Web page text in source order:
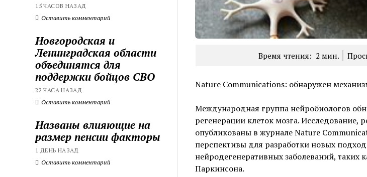
15 ЧАСОВ НАЗАД
Оставить комментарий
Новгородская и
Ленинградская области
объединятся для
поддержки бойцов СВО
22 ЧАСА НАЗАД
Оставить комментарий
Названы влияющие на
размер пенсии факторы
1 ДЕНЬ НАЗАД
Оставить комментарий
Время чтения: 2 мин.
Nature Communications: обнаружен
Международная группа нейробиологов
регенерации клеток мозга. Исследование,
опубликованы в журнале Nature
перспективы для разработки новых
нейродегенеративных заболеваний, таких
Паркинсона.